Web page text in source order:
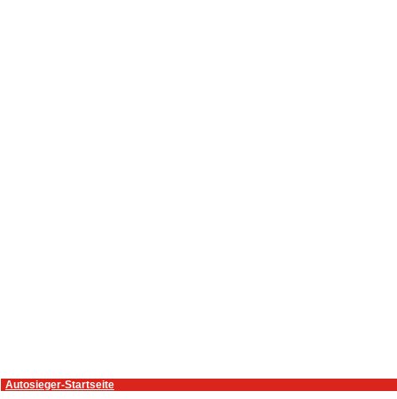
Autosieger-Startseite